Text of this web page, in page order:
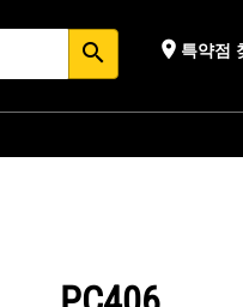
search place 특약점